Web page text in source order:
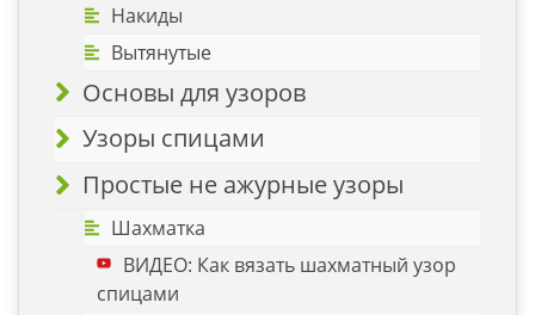
Накиды
Вытянутые
Основы для узоров
Узоры спицами
Простые не ажурные узоры
Шахматка
ВИДЕО: Как вязать шахматный узор
спицами